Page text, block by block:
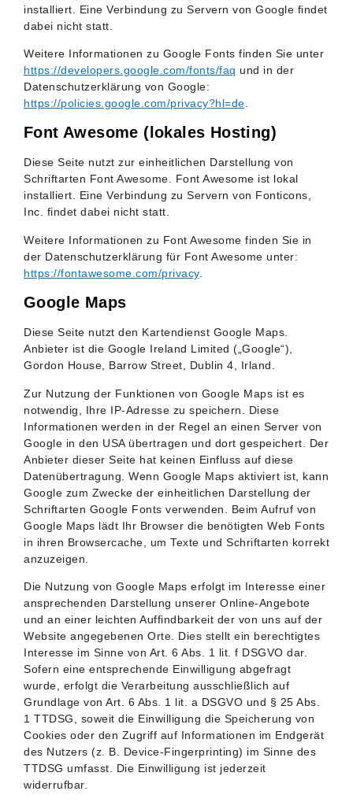
installiert. Eine Verbindung zu Servern von Google findet
dabei nicht statt.
Weitere Informationen zu Google Fonts finden Sie unter
https://developers.google.com/fonts/faq und in der
Datenschutzerklärung von Google:
https://policies.google.com/privacy?hl=de
Font Awesome (lokales Hosting)
Diese Seite nutzt zur einheitlichen Darstellung von
Schriftarten Font Awesome. Font Awesome ist lokal
installiert. Eine Verbindung zu Servern von Fonticons,
Inc. findet dabei nicht statt.
Weitere Informationen zu Font Awesome finden Sie in
der Datenschutzerklärung für Font Awesome unter:
https://fontawesome.com/privacy.
Google Maps
Diese Seite nutzt den Kartendienst Google Maps.
Anbieter ist die Google Ireland Limited („Google“),
Gordon House, Barrow Street, Dublin 4, Irland.
Zur Nutzung der Funktionen von Google Maps ist es
notwendig, Ihre IP-Adresse zu speichern. Diese
Informationen werden in der Regel an einen Server von
Google in den USA übertragen und dort gespeichert. Der
Anbieter dieser Seite hat keinen Einfluss auf diese
Datenübertragung. Wenn Google Maps aktiviert ist, kann
Google zum Zwecke der einheitlichen Darstellung der
Schriftarten Google Fonts verwenden. Beim Aufruf von
Google Maps lädt Ihr Browser die benötigten Web Fonts
in ihren Browsercache, um Texte und Schriftarten korrekt
anzuzeigen.
Die Nutzung von Google Maps erfolgt im Interesse einer
ansprechenden Darstellung unserer Online-Angebote
und an einer leichten Auffindbarkeit der von uns auf der
Website angegebenen Orte. Dies stellt ein berechtigtes
Interesse im Sinne von Art. 6 Abs. 1 lit. f DSGVO dar.
Sofern eine entsprechende Einwilligung abgefragt
wurde, erfolgt die Verarbeitung ausschließlich auf
Grundlage von Art. 6 Abs. 1 lit. a DSGVO und § 25 Abs.
1 TTDSG, soweit die Einwilligung die Speicherung von
Cookies oder den Zugriff auf Informationen im Endgerät
des Nutzers (z. B. Device-Fingerprinting) im Sinne des
TTDSG umfasst. Die Einwilligung ist jederzeit
widerrufbar.